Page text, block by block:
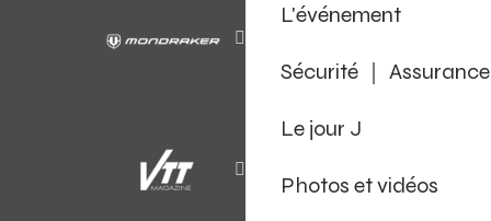
L'événement
Sécurité ｜ Assurance
Le jour J
Photos et vidéos